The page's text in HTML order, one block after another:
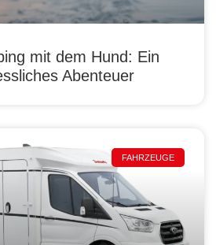
mit dem Hund: Ein
Abenteuer
FAHRZEUGE